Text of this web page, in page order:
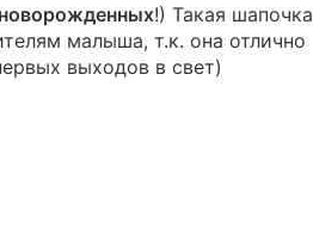
новорожденных!) Такая шапочка
малыша, т.к. она отлично
выходов в свет)